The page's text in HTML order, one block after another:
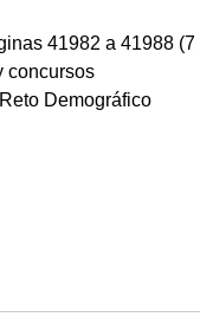
41982 a 41988 (7
concursos
Demográfico